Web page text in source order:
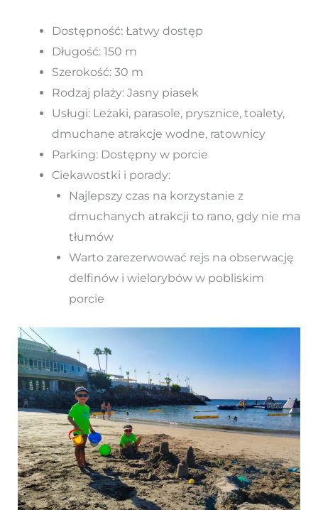
Dostępność: Łatwy dostęp
Długość: 150 m
Szerokość: 30 m
Rodzaj plaży: Jasny piasek
Usługi: Leżaki, parasole, prysznice, toalety,
dmuchane atrakcje wodne, ratownicy
Parking: Dostępny w porcie
Ciekawostki i porady:
Najlepszy czas na korzystanie z
dmuchanych atrakcji to rano, gdy nie ma
tłumów
Warto zarezerwować rejs na obserwację
delfinów i wielorybów w pobliskim
porcie